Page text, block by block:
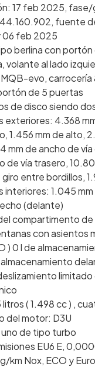
17 feb 2025,
fuente
06 feb 2025
berlina con
volante al lado
evo, carrocería
de 5 puertas
de disco siendo
exteriores: 4.368
1.456 mm de alto,
mm de ancho de
de vía trasero,
entre bordillos,
interiores: 1.045
(delante)
compartimento
con asientos
) 0 l de
litros ( 1.498 cc ) ,
del motor: D3U
de tipo turbo
EU6 E,
km Nox, ECO y